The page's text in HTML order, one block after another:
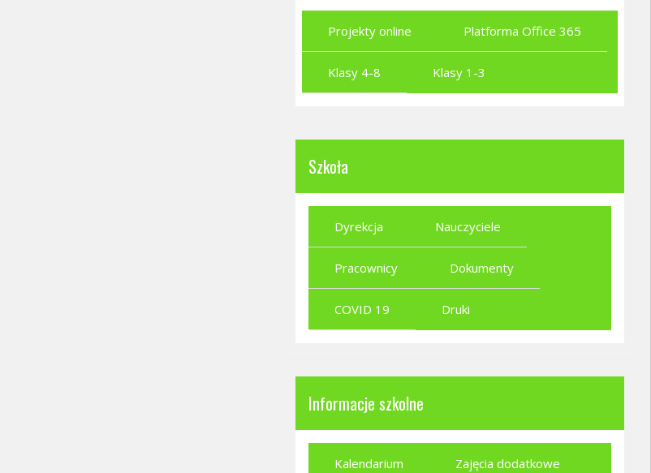
Projekty online Platforma Office 365
Klasy 4-8 Klasy 1-3
Szkoła
Dyrekcja Nauczyciele
Pracownicy Dokumenty
COVID 19 Druki
Informacje szkolne
Kalendarium Zajęcia dodatkowe